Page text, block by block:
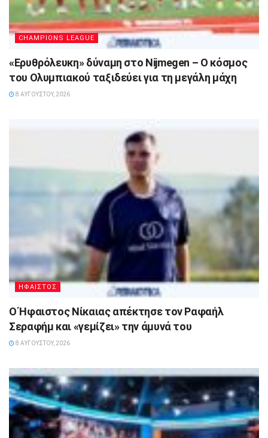
CHAMPIONS LEAGUE
«Ερυθρόλευκη» δύναμη στο Nijmegen – Ο κόσμος
του Ολυμπιακού ταξιδεύει για τη μεγάλη μάχη
8 ΑΥΓΟΎΣΤΟΥ, 2026
ΗΦΑΙΣΤΟΣ
Ο Ήφαιστος Νίκαιας απέκτησε τον Ραφαήλ
Σεραφήμ και «γεμίζει» την άμυνά του
8 ΑΥΓΟΎΣΤΟΥ, 2026